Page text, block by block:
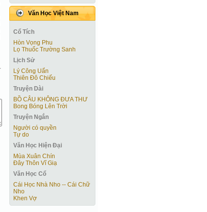
Văn Học Việt Nam
Cổ Tích
Hòn Vọng Phu
Lọ Thuốc Trường Sanh
Lịch Sử
Lý Công Uẩn
Thiên Đô Chiếu
Truyện Dài
BỒ CÂU KHÔNG ĐƯA THƯ
Bong Bóng Lên Trời
Truyện Ngắn
Người có quyền
Tự do
Văn Học Hiện Ðại
Mùa Xuân Chín
Đây Thôn Vĩ Giạ
Văn Học Cổ
Cái Học Nhà Nho -- Cái Chữ
Nho
Khen Vợ